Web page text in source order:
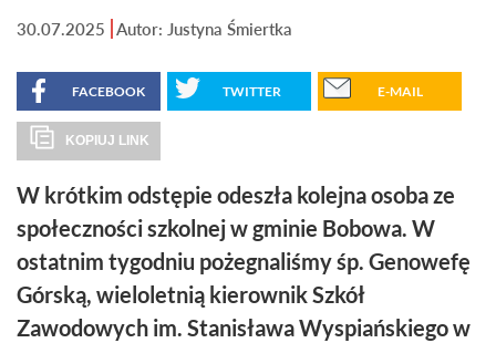
30.07.2025 Autor: Justyna Śmiertka
FACEBOOK TWITTER E-MAIL
KOPIUJ LINK
W krótkim odstępie odeszła kolejna osoba ze
społeczności szkolnej w gminie Bobowa. W
ostatnim tygodniu pożegnaliśmy śp. Genowefę
Górską, wieloletnią kierownik Szkół
Zawodowych im. Stanisława Wyspiańskiego w